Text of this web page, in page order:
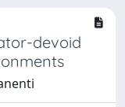
devoid